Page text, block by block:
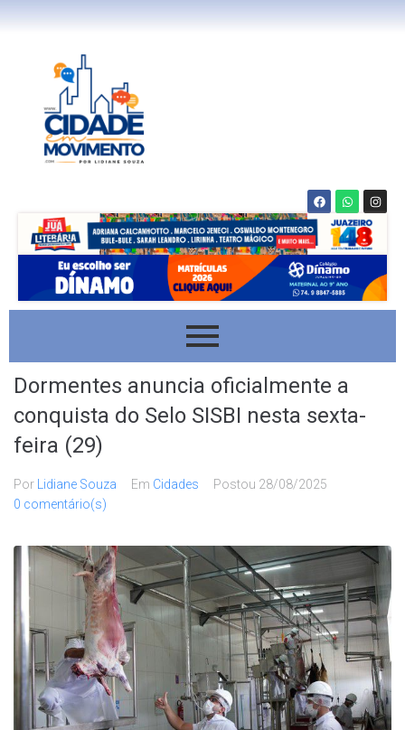
Dormentes anuncia oficialmente a
conquista do Selo SISBI nesta sexta-
feira (29)
Por Lidiane Souza Em Cidades Postou 28/08/2025
0 comentário(s)